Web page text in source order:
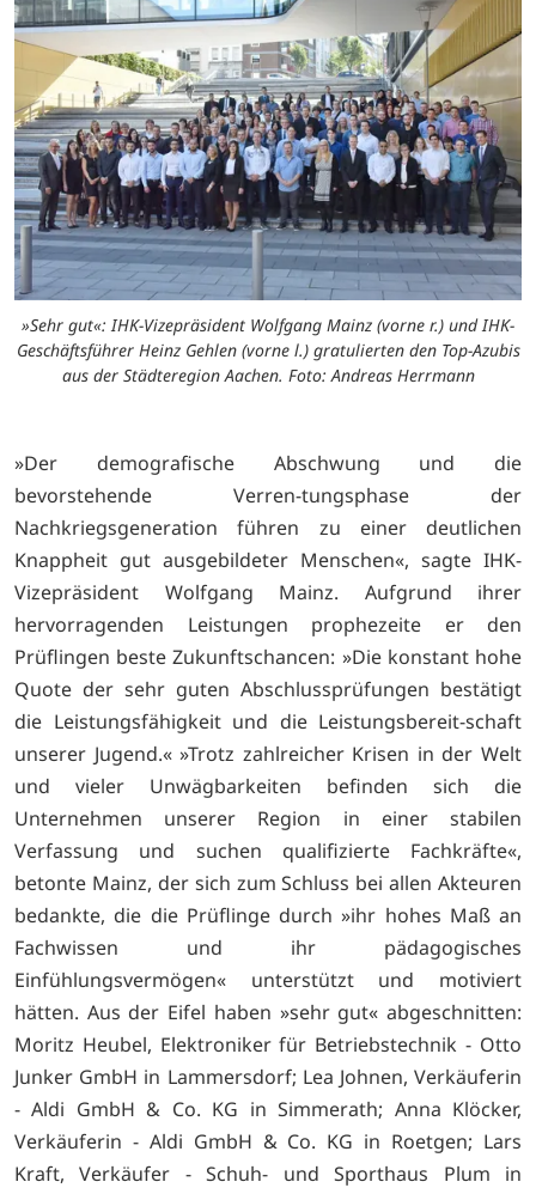
»Sehr gut«: IHK-Vizepräsident Wolfgang Mainz (vorne r.) und IHK-
Geschäftsführer Heinz Gehlen (vorne l.) gratulierten den Top-Azubis
aus der Städteregion Aachen. Foto: Andreas Herrmann
»Der demografische Abschwung und die
bevorstehende Verren-tungsphase der
Nachkriegsgeneration führen zu einer deutlichen
Knappheit gut ausgebildeter Menschen«, sagte IHK-
Vizepräsident Wolfgang Mainz. Aufgrund ihrer
hervorragenden Leistungen prophezeite er den
Prüflingen beste Zukunftschancen: »Die konstant hohe
Quote der sehr guten Abschlussprüfungen bestätigt
die Leistungsfähigkeit und die Leistungsbereit-schaft
unserer Jugend.« »Trotz zahlreicher Krisen in der Welt
und vieler Unwägbarkeiten befinden sich die
Unternehmen unserer Region in einer stabilen
Verfassung und suchen qualifizierte Fachkräfte«,
betonte Mainz, der sich zum Schluss bei allen Akteuren
bedankte, die die Prüflinge durch »ihr hohes Maß an
Fachwissen und ihr pädagogisches
Einfühlungsvermögen« unterstützt und motiviert
hätten. Aus der Eifel haben »sehr gut« abgeschnitten:
Moritz Heubel, Elektroniker für Betriebstechnik - Otto
Junker GmbH in Lammersdorf; Lea Johnen, Verkäuferin
- Aldi GmbH & Co. KG in Simmerath; Anna Klöcker,
Verkäuferin - Aldi GmbH & Co. KG in Roetgen; Lars
Kraft, Verkäufer - Schuh- und Sporthaus Plum in